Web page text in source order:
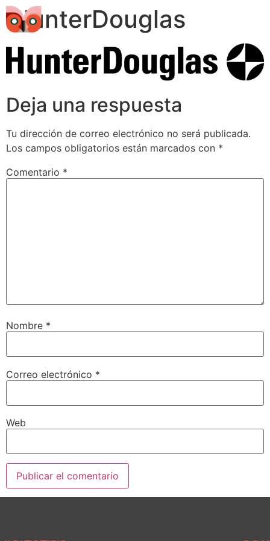
HunterDouglas
Deja una respuesta
Tu dirección de correo electrónico no será publicada.
Los campos obligatorios están marcados con *
Comentario *
Nombre *
Correo electrónico *
Web